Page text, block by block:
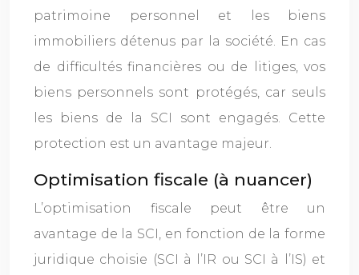
patrimoine personnel et les biens
immobiliers détenus par la société. En cas
de difficultés financières ou de litiges, vos
biens personnels sont protégés, car seuls
les biens de la SCI sont engagés. Cette
protection est un avantage majeur.
Optimisation fiscale (à nuancer)
L’optimisation fiscale peut être un
avantage de la SCI, en fonction de la forme
juridique choisie (SCI à l’IR ou SCI à l’IS) et